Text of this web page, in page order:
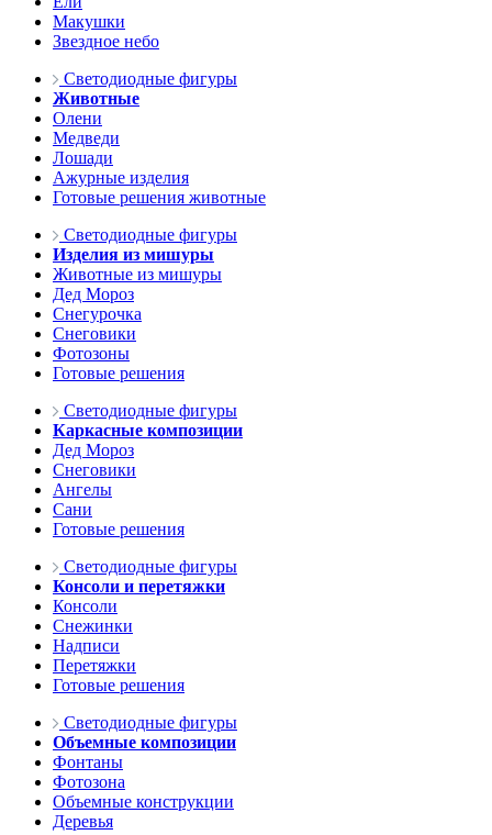
Макушки
Звездное небо
Светодиодные фигуры
Животные
Олени
Медведи
Лошади
Ажурные изделия
Готовые решения животные
Светодиодные фигуры
Изделия из мишуры
Животные из мишуры
Дед Мороз
Снегурочка
Снеговики
Фотозоны
Готовые решения
Светодиодные фигуры
Каркасные композиции
Дед Мороз
Снеговики
Ангелы
Сани
Готовые решения
Светодиодные фигуры
Консоли и перетяжки
Консоли
Снежинки
Надписи
Перетяжки
Готовые решения
Светодиодные фигуры
Объемные композиции
Фонтаны
Фотозона
Объемные конструкции
Деревья